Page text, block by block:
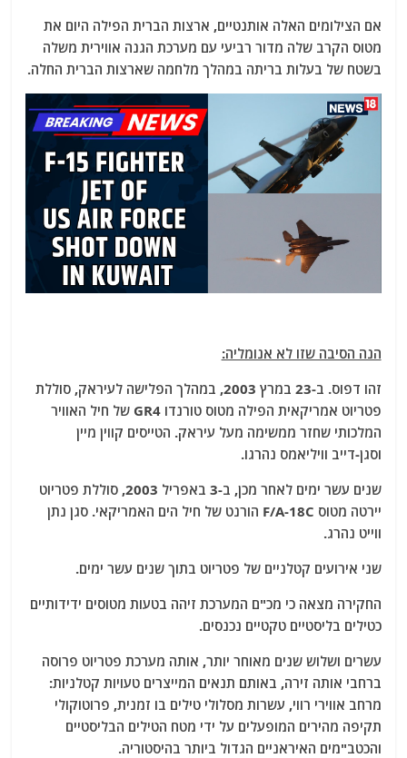
אם הצילומים האלה אותנטיים, ארצות הברית הפילה היום את
מטוס הקרב שלה מדור רביעי עם מערכת הגנה אווירית משלה
בשטח של בעלות בריתה במהלך מלחמה שארצות הברית החלה.
הנה הסיבה שזו לא אנומליה:
זהו דפוס. ב-23 במרץ 2003, במהלך הפלישה לעיראק, סוללת
פטריוט אמריקאית הפילה מטוס טורנדו GR4 של חיל האוויר
המלכותי שחזר ממשימה מעל עיראק. הטייסים קווין מיין
וסגן-דייב וויליאמס נהרגו.
שנים עשר ימים לאחר מכן, ב-3 באפריל 2003, סוללת פטריוט
יירטה מטוס F/A-18C הורנט של חיל הים האמריקאי. סגן נתן
ווייט נהרג.
שני אירועים קטלניים של פטריוט בתוך שנים עשר ימים.
החקירה מצאה כי מכ"ם המערכת זיהה בטעות מטוסים ידידותיים
כטילים בליסטיים טקטיים נכנסים.
עשרים ושלוש שנים מאוחר יותר, אותה מערכת פטריוט פרוסה
ברחבי אותה זירה, באותם תנאים המייצרים טעויות קטלניות:
מרחב אווירי רווי, עשרות מסלולי טילים בו זמנית, פרוטוקולי
תקיפה מהירים המופעלים על ידי מטח הטילים הבליסטיים
והכטב"מים האיראניים הגדול ביותר בהיסטוריה.